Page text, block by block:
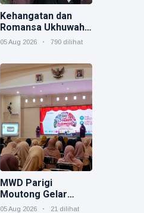
Kehangatan dan
Romansa Ukhuwah
Muslimah dalam
Indonesia
05 Aug 2026 790 dilihat
MWD Parigi
Moutong Gelar
Hybrid Salam
05 Aug 2026 21 dilihat